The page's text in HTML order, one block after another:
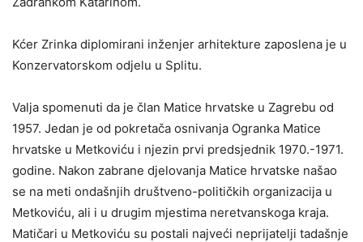
Kćer Zrinka diplomirani inženjer arhitekture zaposlena je u
Konzervatorskom odjelu u Splitu.
Valja spomenuti da je član Matice hrvatske u Zagrebu od
1957. Jedan je od pokretača osnivanja Ogranka Matice
hrvatske u Metkoviću i njezin prvi predsjednik 1970.-1971.
godine. Nakon zabrane djelovanja Matice hrvatske našao
se na meti ondašnjih društveno-političkih organizacija u
Metkoviću, ali i u drugim mjestima neretvanskoga kraja.
Matičari u Metkoviću su postali najveći neprijatelji tadašnje